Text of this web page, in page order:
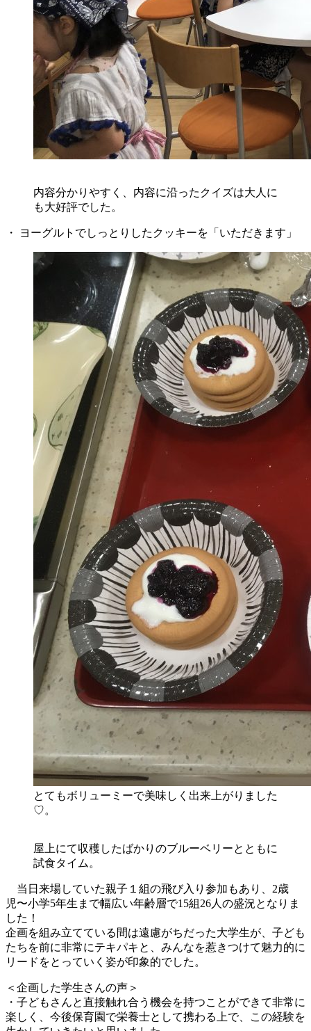
内容分かりやすく、内容に沿ったクイズは大人に
も大好評でした。
・ ヨーグルトでしっとりしたクッキーを「いただきます」
とてもボリューミーで美味しく出来上がりました
♡。
屋上にて収穫したばかりのブルーベリーとともに
試食タイム。
当日来場していた親子１組の飛び入り参加もあり、2歳
児〜小学5年生まで幅広い年齢層で15組26人の盛況となりま
した！
企画を組み立てている間は遠慮がちだった大学生が、子ども
たちを前に非常にテキパキと、みんなを惹きつけて魅力的に
リードをとっていく姿が印象的でした。
＜企画した学生さんの声＞
・子どもさんと直接触れ合う機会を持つことができて非常に
楽しく、今後保育園で栄養士として携わる上で、この経験を